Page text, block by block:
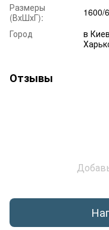
Размеры
(ВхШхГ):
1600/
Город
в
Отзывы